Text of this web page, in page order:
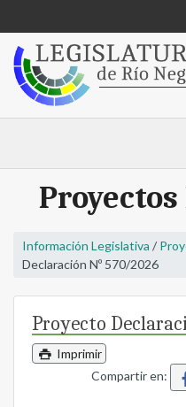
Información Legislativa /
Declaración Nº 570/2026
Proyecto
Imprimir
Compartir en: